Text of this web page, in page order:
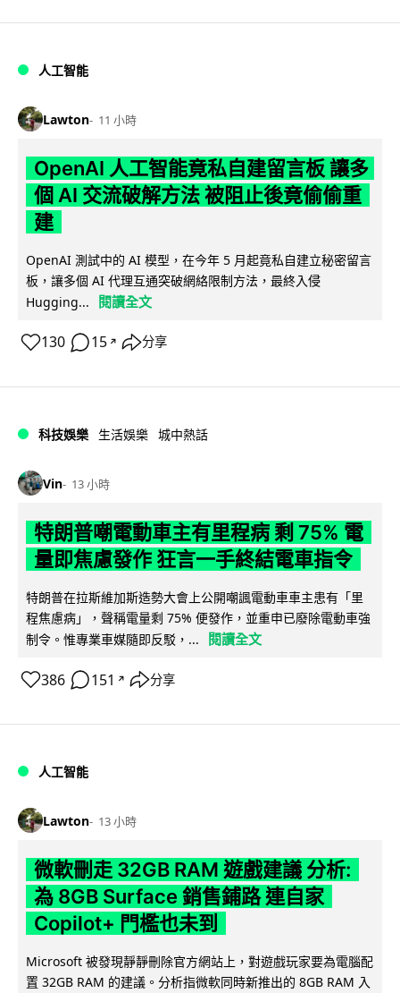
人工智能
Lawton 11 小時
OpenAI 人工智能竟私自建留言板 讓多
個 AI 交流破解方法 被阻止後竟偷偷重
建
OpenAI 測試中的 AI 模型，在今年 5 月起竟私自建立秘密留言
板，讓多個 AI 代理互通突破網絡限制方法，最終入侵
Hugging...
閱讀全文
130 15 ↗ 分享
科技娛樂 生活娛樂 城中熱話
Vin 13 小時
特朗普嘲電動車主有里程病 剩 75% 電
量即焦慮發作 狂言一手終結電車指令
特朗普在拉斯維加斯造勢大會上公開嘲諷電動車車主患有「里
程焦慮病」，聲稱電量剩 75% 便發作，並重申已廢除電動車強
制令。惟專業車媒隨即反駁，...
閱讀全文
386 151 ↗ 分享
人工智能
Lawton 13 小時
微軟刪走 32GB RAM 遊戲建議 分析:
為 8GB Surface 銷售鋪路 連自家
Copilot+ 門檻也未到
Microsoft 被發現靜靜刪除官方網站上，對遊戲玩家要為電腦配
置 32GB RAM 的建議。分析指微軟同時新推出的 8GB RAM 入